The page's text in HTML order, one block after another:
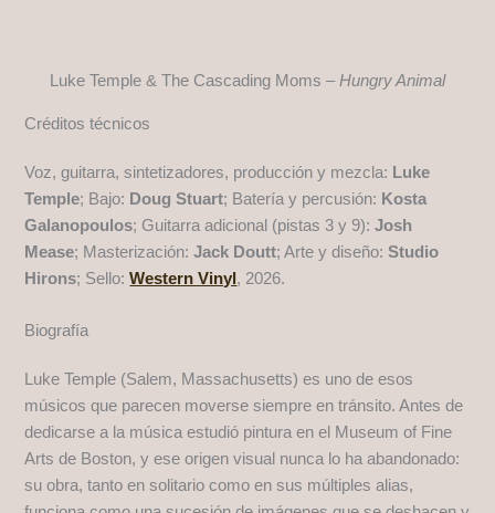
Luke Temple & The Cascading Moms –Hungry Animal
Créditos técnicos
Voz, guitarra, sintetizadores, producción y mezcla: Luke
Temple; Bajo: Doug Stuart; Batería y percusión: Kosta
Galanopoulos; Guitarra adicional (pistas 3 y 9):Josh
Mease; Masterización:Jack Doutt; Arte y diseño:Studio
Hirons; Sello:Western Vinyl , 2026.
Biografía
Luke Temple (Salem, Massachusetts) es uno de esos
músicos que parecen moverse siempre en tránsito. Antes de
dedicarse a la música estudió pintura en el Museum of Fine
Arts de Boston, y ese origen visual nunca lo ha abandonado:
su obra, tanto en solitario como en sus múltiples alias,